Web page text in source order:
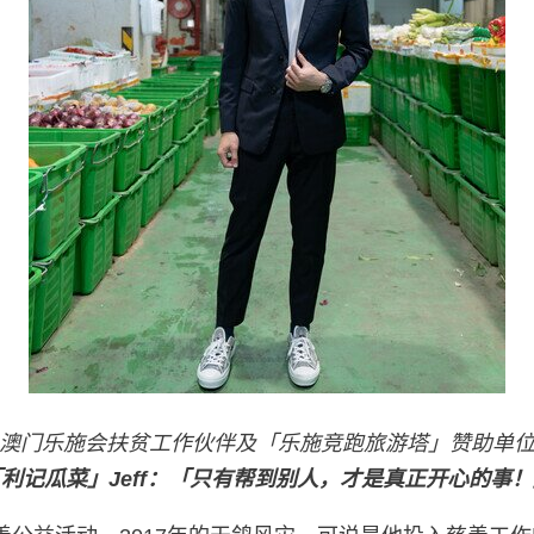
澳门乐施会扶贫工作伙伴及「乐施竞跑旅游塔」赞助单位
记瓜菜」Jeff：「只有帮到别人，才是真正开心的事